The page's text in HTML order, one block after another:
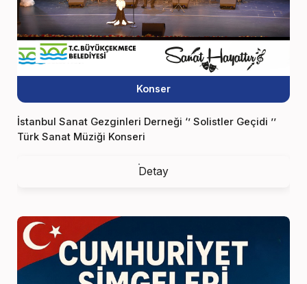
Konser
İstanbul Sanat Gezginleri Derneği ‘’ Solistler Geçidi ’’
Türk Sanat Müziği Konseri
Detay